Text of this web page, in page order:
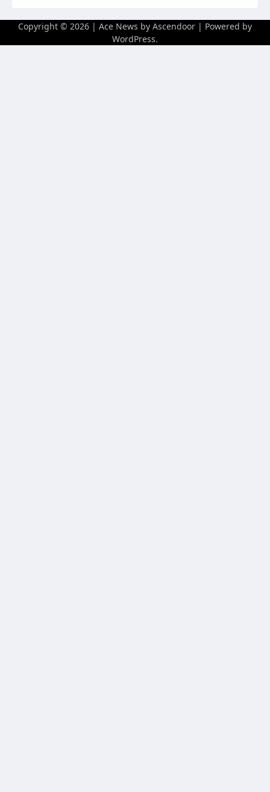
Copyright © 2026 | Ace News by Ascendoor | Powered by
WordPress.